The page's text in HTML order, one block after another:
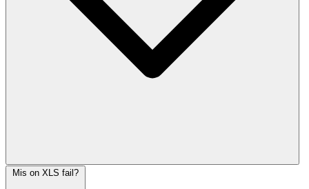
Mis on XLS fail?